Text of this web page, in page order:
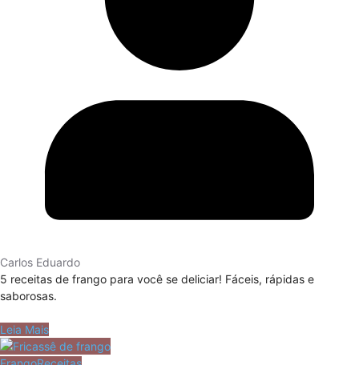
Carlos Eduardo
5 receitas de frango para você se deliciar! Fáceis, rápidas e
saborosas.
Leia Mais